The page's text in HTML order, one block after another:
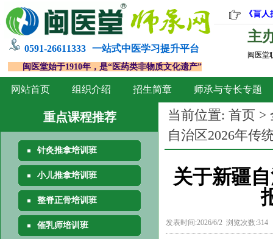
网站首页 组织介绍 招生简章 师承与专长专题
0591-26611333 一站式中医学习提升平台
闽医堂始于1910年，是“医药类非物质文化遗产”
《盲
主
闽医堂
重点课程推荐
针灸推拿培训班
小儿推拿培训班
整脊正骨培训班
催乳师培训班
当前位置: 首页 >
自治区2026年传
关于新疆
发表时间:2026/6/2 浏览次数:314